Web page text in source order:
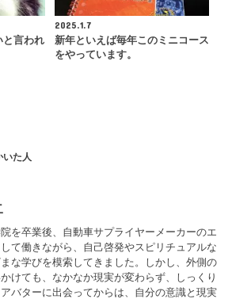
と言われ
2025.1.7
新年といえば毎年このミニコース
をやっています。
いた人
を卒業後、自動車サプライヤーメーカーのエ
て働きながら、自己啓発やスピリチュアルな
な学びを模索してきました。しかし、外側の
けても、なかなか現実が変わらず、しっくり
バターに出会ってからは、自分の意識と現実